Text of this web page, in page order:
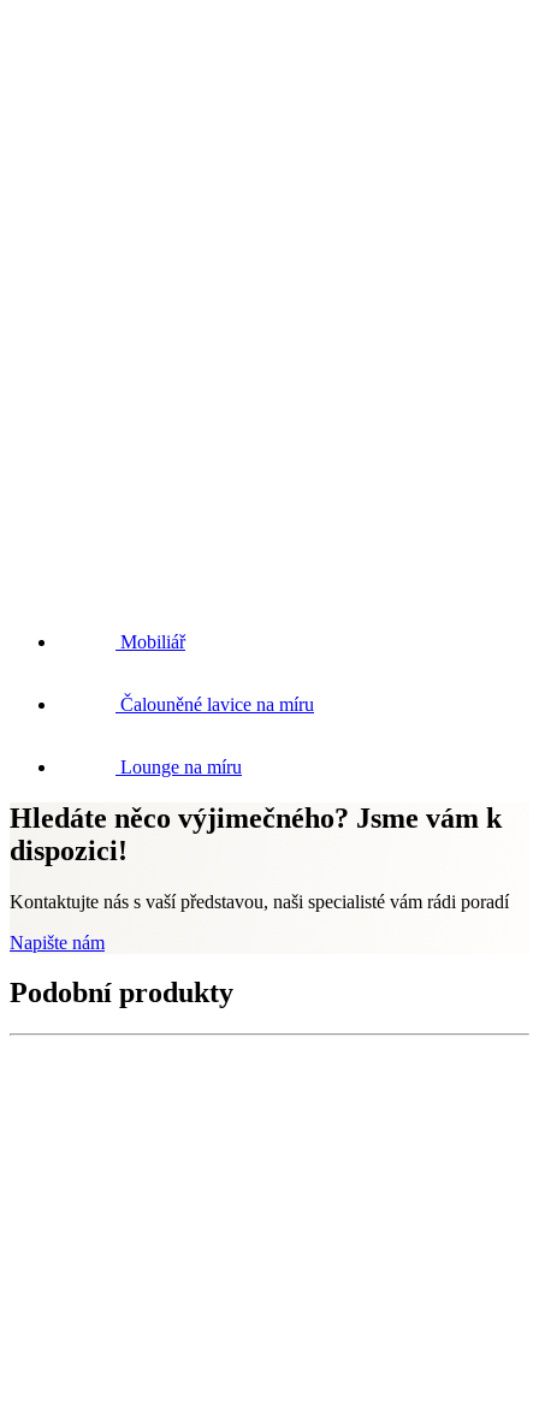
Mobiliář
Čalouněné lavice na míru
Lounge na míru
Hledáte něco výjimečného? Jsme vám k
dispozici!
Kontaktujte nás s vaší představou, naši specialisté vám rádi poradí
Napište nám
Podobní produkty